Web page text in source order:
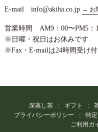
E-mail info@akiha.co.jp → お
営業時間 AM9：00〜PM5：
※日曜・祝日はお休みです
※Fax・E-mailは24時間受け
深蒸し茶 ギフト
プライバシーポリシー
特
ご利用ガ